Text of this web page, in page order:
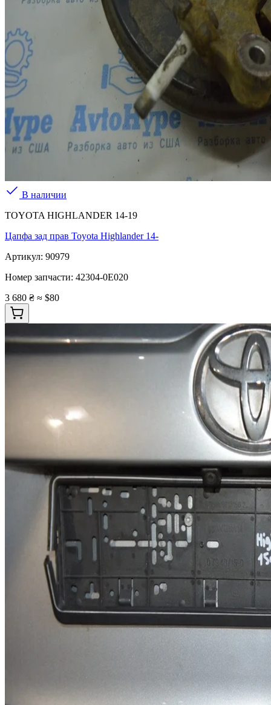
В наличии
TOYOTA HIGHLANDER 14-19
Цапфа зад прав Toyota Highlander 14-
Артикул: 90979
Номер запчасти: 42304-0E020
3 680 ₴ ≈ $80